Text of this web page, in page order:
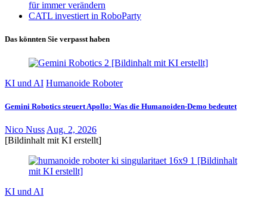
für immer verändern
CATL investiert in RoboParty
Das könnten Sie verpasst haben
KI und AI Humanoide Roboter
Gemini Robotics steuert Apollo: Was die Humanoiden-Demo bedeutet
Nico Nuss Aug. 2, 2026
[Bildinhalt mit KI erstellt]
KI und AI